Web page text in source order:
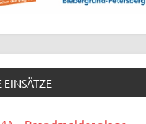
EINSÄTZE